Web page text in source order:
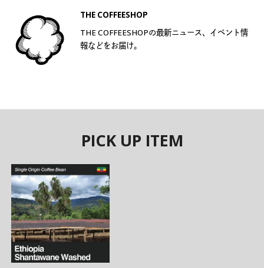
THE COFFEESHOP
THE COFFEESHOPの最新ニュース、イベント情
報などをお届け。
PICK UP ITEM